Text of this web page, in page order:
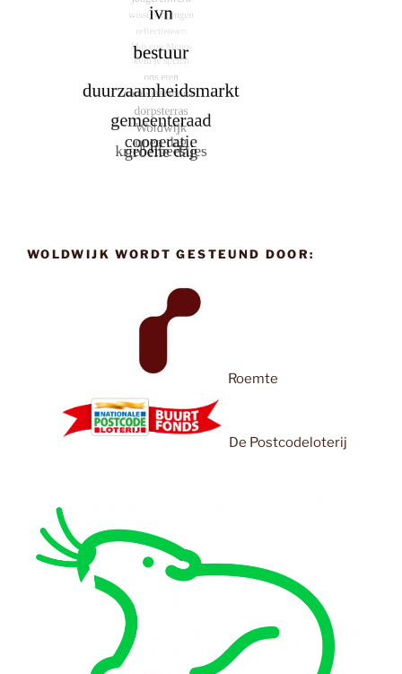
WOLDWIJK WORDT GESTEUND DOOR:
Roemte
De Postcodeloterij